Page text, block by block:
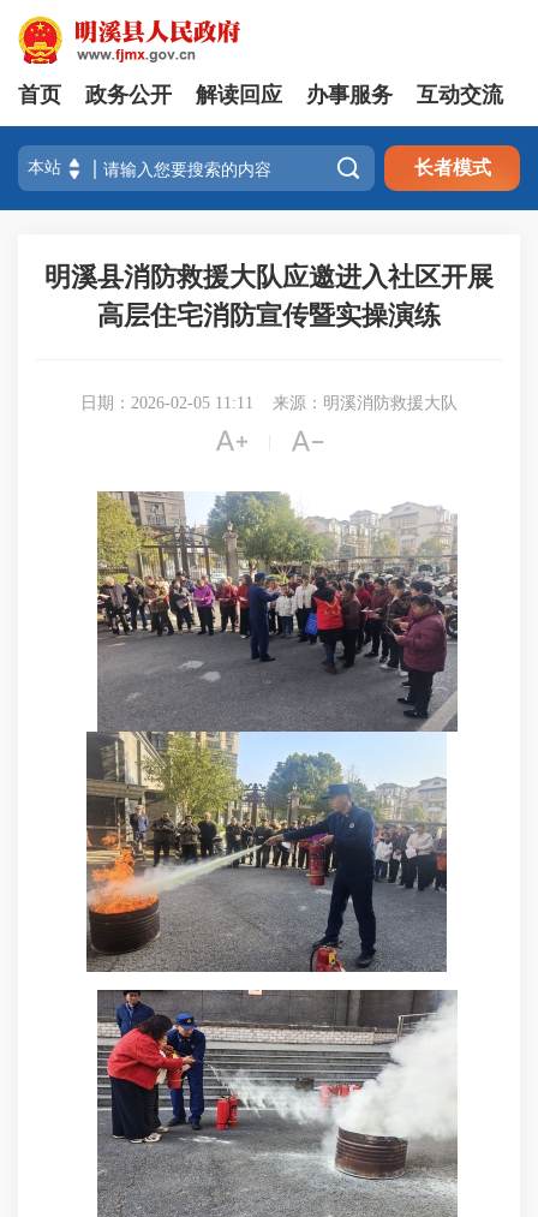
首页 政务公开 解读回应 办事服务 互动交流
 长者模式
明溪县消防救援大队应邀进入社区开展
高层住宅消防宣传暨实操演练
日期：2026-02-05 11:11 来源：明溪消防救援大队
 